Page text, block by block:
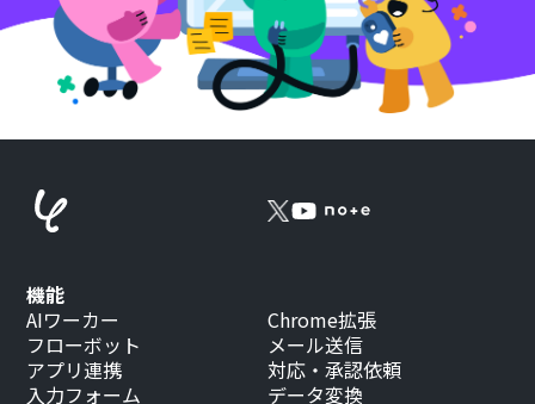
機能
AIワーカー
フローボット
アプリ連携
入力フォーム
Chrome拡張
メール送信
対応・承認依頼
データ変換